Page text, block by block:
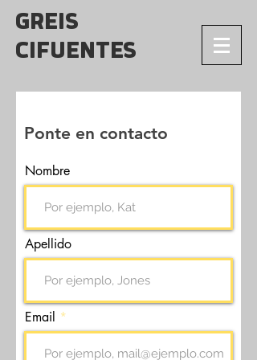
GREIS
CIFUENTES
Ponte en contacto
Nombre
Apellido
Email